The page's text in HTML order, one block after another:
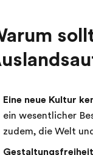
Eine neue Kultur
ein wesentlicher
zudem, die Welt